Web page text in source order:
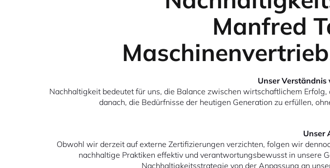
Manfred
Unser
Nachhaltigkeit bedeutet für uns, die Balance zwischen wirtschaftlichem
danach, die Bedürfnisse der heutigen Generation zu erfüllen,
Unser
Obwohl wir derzeit auf externe Zertifizierungen verzichten, folgen wir
nachhaltige Praktiken effektiv und verantwortungsbewusst in unsere
Nachhaltigkeitsstrategie von der Anpassung an